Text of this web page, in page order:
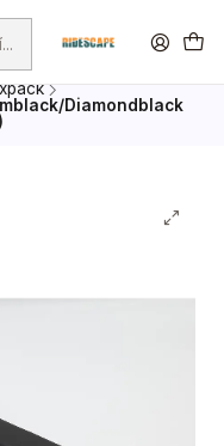
$ 100.000.- excepto
Diamondblack